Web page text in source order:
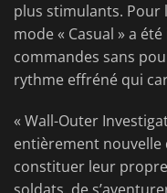
plus stimulants. Pour
mode « Casual » a
commandes sans
rythme effréné qui
« Wall-Outer
entièrement
constituer leur